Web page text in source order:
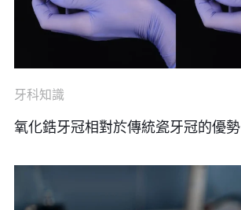
牙科知識
氧化鋯牙冠相對於傳統瓷牙冠的優勢